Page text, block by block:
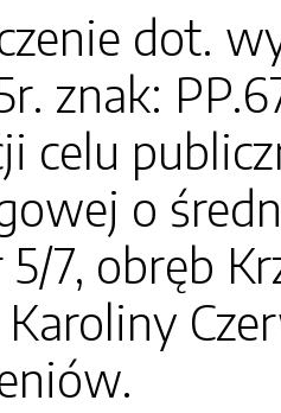
dot.
znak:
celu
o
5/7, obręb